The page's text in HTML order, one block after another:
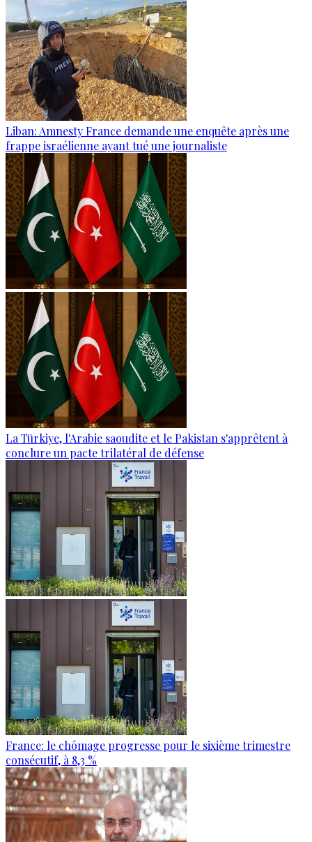
Liban: Amnesty France demande une enquête après une
frappe israélienne ayant tué une journaliste
La Türkiye, l'Arabie saoudite et le Pakistan s'apprêtent à
conclure un pacte trilatéral de défense
France: le chômage progresse pour le sixième trimestre
consécutif, à 8,3 %